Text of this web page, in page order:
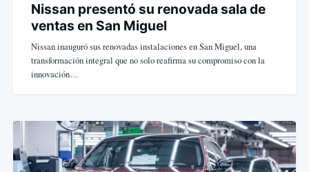
Nissan presentó su renovada sala de
ventas en San Miguel
Nissan inauguró sus renovadas instalaciones en San Miguel, una
transformación integral que no solo reafirma su compromiso con la
innovación…